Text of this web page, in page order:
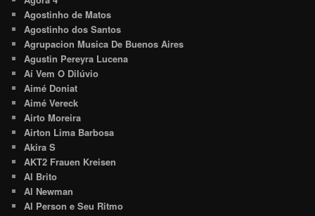
Agostinho de Matos
Agostinho dos Santos
Agrupacion Musica De Buenos Aires
Agustin Pereyra Lucena
Aí Vem O Dilúvio
Aimé Doniat
Aimé Vereck
Airto Moreira
Airton Lima Barbosa
Akira S
AKT2 Frauen Kreisen
Al Brito
Al Newman
Al Person e Seu Ritmo